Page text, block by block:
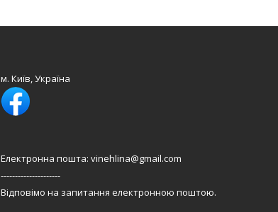
м. Київ, Україна
Електронна пошта: vinehlina@gmail.com
---------------------
Відповімо на запитання електронною поштою.